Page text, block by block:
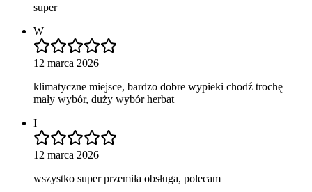
super
W
12 marca 2026
klimatyczne miejsce, bardzo dobre wypieki chodź trochę
mały wybór, duży wybór herbat
I
12 marca 2026
wszystko super przemiła obsługa, polecam